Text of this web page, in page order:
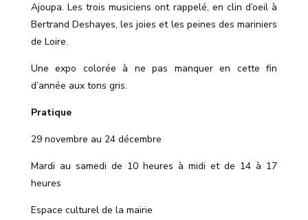
Ajoupa. Les trois musiciens ont rappelé, en clin d’oeil à
Bertrand Deshayes, les joies et les peines des mariniers
de Loire.
Une expo colorée à ne pas manquer en cette fin
d’année aux tons gris.
Pratique
29 novembre au 24 décembre
Mardi au samedi de 10 heures à midi et de 14 à 17
heures
Espace culturel de la mairie